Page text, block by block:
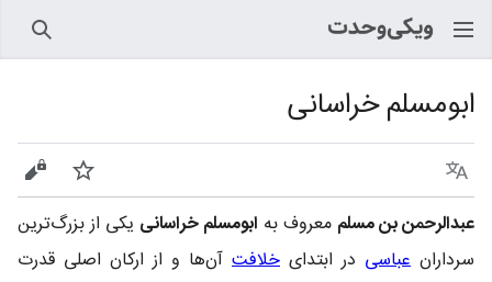
ابومسلم خراسانی
زبان پیگیری
عبدالرحمن بن مسلم معروف به ابومسلم خراسانی یکی از بزرگ‌ترین
سرداران عباسی در ابتدای خلافت آن‌ها و از ارکان اصلی قدرت